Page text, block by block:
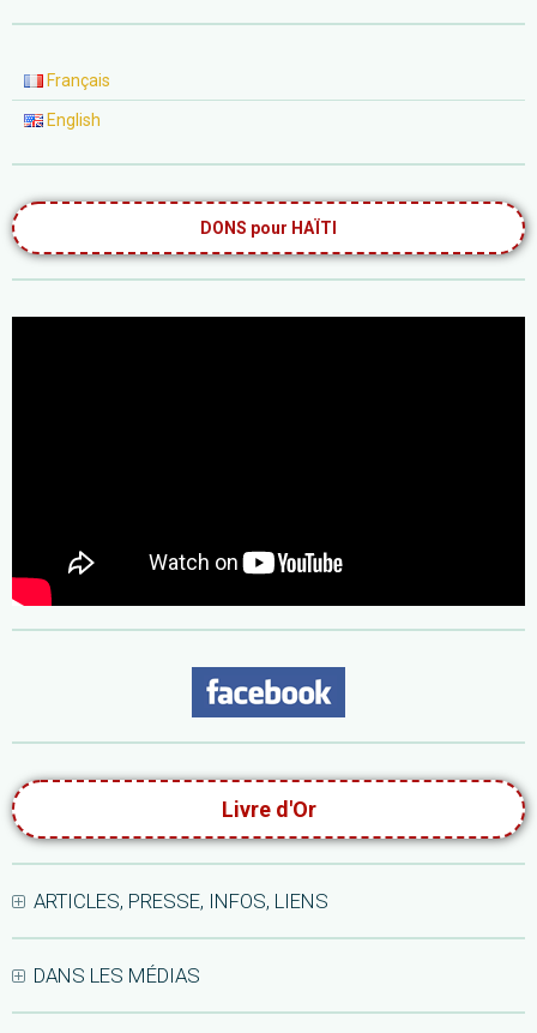
Français
English
DONS pour HAÏTI
Livre d'Or
ARTICLES, PRESSE, INFOS, LIENS
DANS LES MÉDIAS